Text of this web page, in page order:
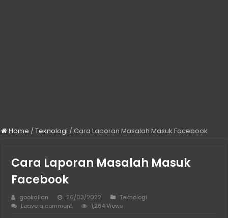
Home / Teknologi / Cara Laporan Masalah Masuk Facebook
Cara Laporan Masalah Masuk
Facebook
gookalian 26/03/2022
Teknologi
Leave a comment
1,284 Views